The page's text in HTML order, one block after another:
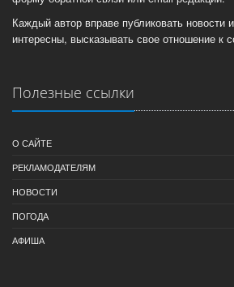
Каждый автор вправе публиковать новости
интересны, высказывать свое отношение к
Полезные ссылки
О САЙТЕ
РЕКЛАМОДАТЕЛЯМ
НОВОСТИ
ПОГОДА
АФИША